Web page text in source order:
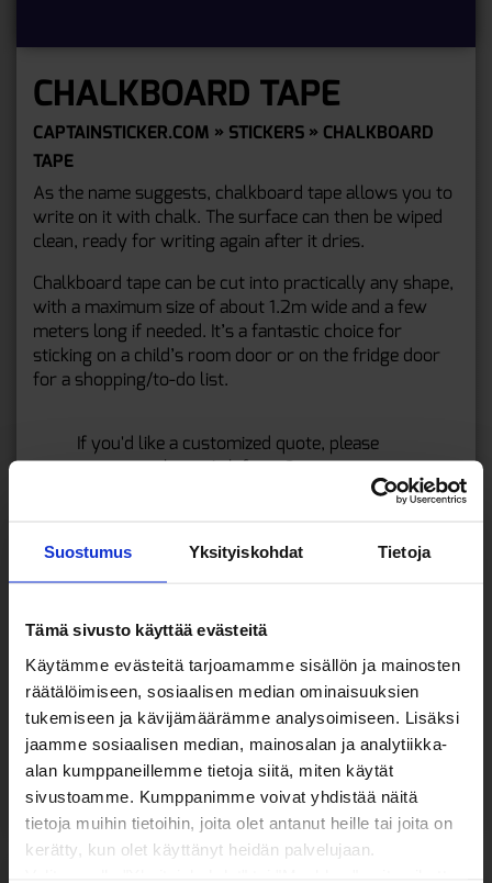
Suostumus Yksityiskohdat Tietoja
Tämä sivusto käyttää evästeitä
Käytämme evästeitä tarjoamamme sisällön ja mainosten
räätälöimiseen, sosiaalisen median ominaisuuksien
tukemiseen ja kävijämäärämme analysoimiseen. Lisäksi
jaamme sosiaalisen median, mainosalan ja analytiikka-
alan kumppaneillemme tietoja siitä, miten käytät
sivustoamme. Kumppanimme voivat yhdistää näitä
tietoja muihin tietoihin, joita olet antanut heille tai joita on
kerätty, kun olet käyttänyt heidän palvelujaan.
CHALKBOARD TAPE
CAPTAINSTICKER.COM » STICKERS » CHALKBOARD
TAPE
As the name suggests, chalkboard tape allows you to
write on it with chalk. The surface can then be wiped
clean, ready for writing again after it dries.
Chalkboard tape can be cut into practically any shape,
with a maximum size of about 1.2m wide and a few
meters long if needed. It’s a fantastic choice for
sticking on a child’s room door or on the fridge door
for a shopping/to-do list.
If you'd like a customized quote, please
contact us here:Ask for a Quote.
possible, open theOnline Editor here
TRY OUR PRICE CALCULATOR »
ASK FOR A QUOTE »